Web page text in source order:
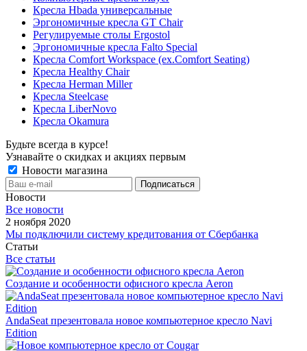
Кресла Hbada универсальные
Эргономичные кресла GT Chair
Регулируемые столы Ergostol
Эргономичные кресла Falto Special
Кресла Comfort Workspace (ex.Comfort Seating)
Кресла Healthy Chair
Кресла Herman Miller
Кресла Steelcase
Кресла LiberNovo
Кресла Okamura
Будьте всегда в курсе!
Узнавайте о скидках и акциях первым
Новости магазина
Новости
Все новости
2 ноября 2020
Мы подключили систему кредитования от Сбербанка
Статьи
Все статьи
Создание и особенности офисного кресла Aeron
AndaSeat презентовала новое компьютерное кресло Navi
Edition